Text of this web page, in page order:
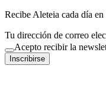
Recibe Aleteia cada día
Tu dirección de correo
Acepto recibir la
Inscribirse